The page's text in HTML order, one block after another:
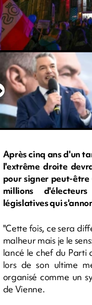
Après cinq ans d'un
l'extrême droite
pour signer peut-être
millions
législatives qui
"Cette fois, ce sera
malheur mais je le
lancé le chef du Parti
lors de son ultime
organisé comme un
de Vienne.